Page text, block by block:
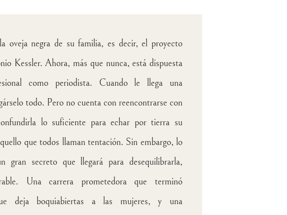
oveja negra de su familia, es decir, el proyecto
Kessler. Ahora, más que nunca, está dispuesta
como periodista. Cuando le llega una
todo. Pero no cuenta con reencontrarse con
lo suficiente para echar por tierra su
que todos llaman tentación. Sin embargo, lo
secreto que llegará para desequilibrarla,
Una carrera prometedora que terminó
deja boquiabiertas a las mujeres, y una